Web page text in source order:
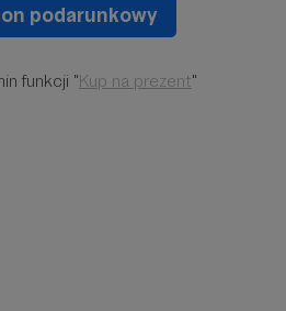
podarunkowy
funkcji "Kup na prezent"